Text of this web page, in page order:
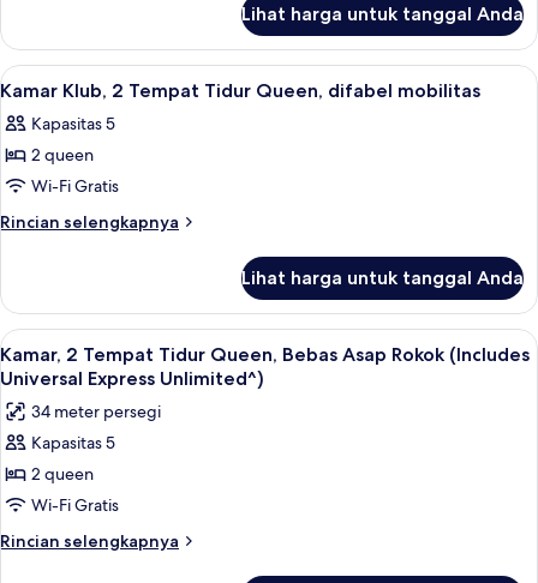
mobilitas,
pemandangan
kebun
(Roll-
In
Shower)
Kamar,
Tempat
Queen,
difabel
pemandangan
kebun
(Roll-
Lihat harga untuk tanggal Anda
Lihat
semua
foto
untuk
Kamar
Klub,
Tidur
Queen,
difabel
mobilitas
7
Kamar Klub, 2 Tempat Tidur Queen, difabel mobilitas
Kapasitas 5
2 queen
Wi-Fi Gratis
Rincian selengkapnya
Rincian
Kamar
Klub,
2
Tempat
Queen,
difabel
mobilitas
Lihat harga untuk tanggal Anda
Lihat
semua
foto
untuk
Kamar,
2
Tempat
Tidur
Kamar, 2 Tempat Tidur Queen,
5
Kamar, 2 Tempat Tidur Queen, Bebas Asap Rokok (Includes
Universal Express Unlimited^)
34 meter persegi
Kapasitas 5
2 queen
Wi-Fi Gratis
Rincian selengkapnya
Rincian